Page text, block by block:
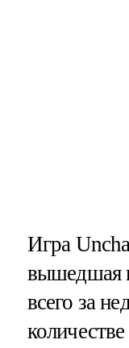
Игра
вышедшая
всего за